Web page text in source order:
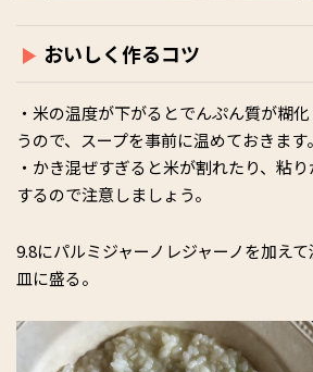
おいしく作るコツ
・米の温度が下がるとでんぷん質が糊
うので、スープを事前に温めておきます。
・かき混ぜすぎると米が割れたり、粘
するので注意しましょう。
9.8にパルミジャーノレジャーノを加え
皿に盛る。